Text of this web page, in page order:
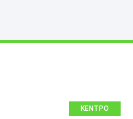
ΚΈΝΤΡΟ